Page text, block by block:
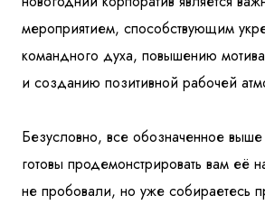
мероприятием, способствующим
командного духа, повышению
и созданию позитивной рабочей
Безусловно, все обозначенное
готовы продемонстрировать вам её
не пробовали, но уже собираетесь